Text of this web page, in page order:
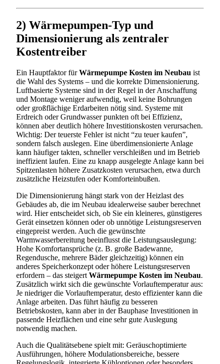
2) Wärmepumpen-Typ und
Dimensionierung als zentraler
Kostentreiber
Ein Hauptfaktor fürWärmepumpe Kosten im Neubau ist
die Wahl des Systems – und die korrekte Dimensionierung.
Luftbasierte Systeme sind in der Regel in der Anschaffung
und Montage weniger aufwendig, weil keine Bohrungen
oder großflächige Erdarbeiten nötig sind. Systeme mit
Erdreich oder Grundwasser punkten oft bei Effizienz,
können aber deutlich höhere Investitionskosten verursachen.
Wichtig: Der teuerste Fehler ist nicht “zu teuer kaufen”,
sondern falsch auslegen. Eine überdimensionierte Anlage
kann häufiger takten, schneller verschleißen und im Betrieb
ineffizient laufen. Eine zu knapp ausgelegte Anlage kann bei
Spitzenlasten höhere Zusatzkosten verursachen, etwa durch
zusätzliche Heizstufen oder Komforteinbußen.
Die Dimensionierung hängt stark von der Heizlast des
Gebäudes ab, die im Neubau idealerweise sauber berechnet
wird. Hier entscheidet sich, ob Sie ein kleineres, günstigeres
Gerät einsetzen können oder ob unnötige Leistungsreserven
eingepreist werden. Auch die gewünschte
Warmwasserbereitung beeinflusst die Leistungsauslegung:
Hohe Komfortansprüche (z. B. große Badewanne,
Regendusche, mehrere Bäder gleichzeitig) können ein
anderes Speicherkonzept oder höhere Leistungsreserven
erfordern – das steigert Wärmepumpe Kosten im Neubau.
Zusätzlich wirkt sich die gewünschte Vorlauftemperatur aus:
Je niedriger die Vorlauftemperatur, desto effizienter kann die
Anlage arbeiten. Das führt häufig zu besseren
Betriebskosten, kann aber in der Bauphase Investitionen in
passende Heizflächen und eine sehr gute Auslegung
notwendig machen.
Auch die Qualitätsebene spielt mit: Geräuschoptimierte
Ausführungen, höhere Modulationsbereiche, bessere